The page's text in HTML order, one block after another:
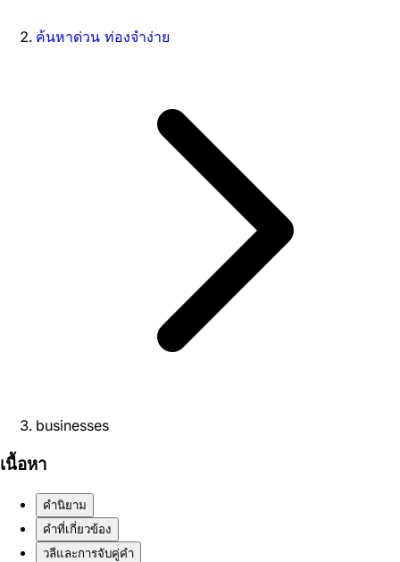
ค้นหาด่วน ท่องจำง่าย
businesses
เนื้อหา
คำนิยาม
คำที่เกี่ยวข้อง
วลีและการจับคู่คำ